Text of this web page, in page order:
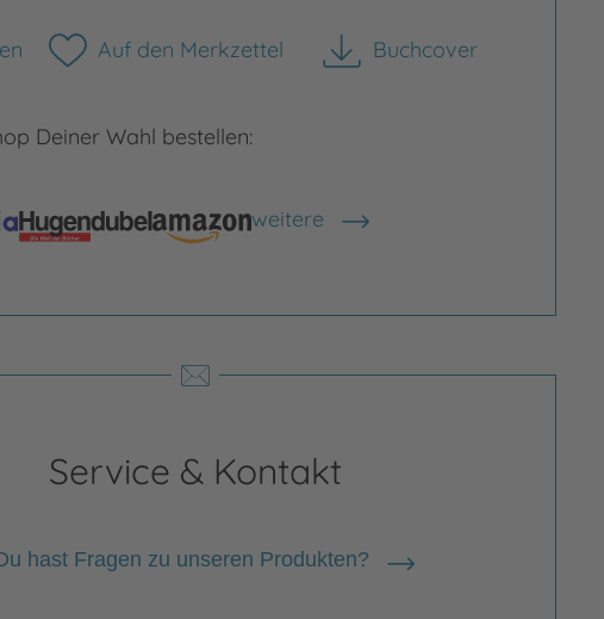
vergrößern Bild vergrößern
Auf den Merkzettel Buchcover
herunterladen
Deiner Wahl bestellen:
weitere
Shops anzeigen
Service & Kontakt
hast Fragen zu unseren Produkten?